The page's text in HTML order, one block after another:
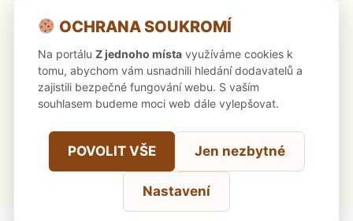
Kdy je čas na profi nátěr zahradního
nábytku? 28 července, 2026
Vrtání pro digestoř: Jak na to a kolik
stojí profík? 26 července, 2026
Neseřízená okna: Skrytá rizika a jak se
jim vyhnout 24 července, 2026
OCHRANA SOUKROMÍ
Na portálu Z jednoho místavyužíváme cookies k
tomu, abychom vám usnadnili hledání dodavatelů a
zajistili bezpečné fungování webu. S vaším
souhlasem budeme moci web dále vylepšovat.
POVOLIT VŠE Jen nezbytné
Nastavení